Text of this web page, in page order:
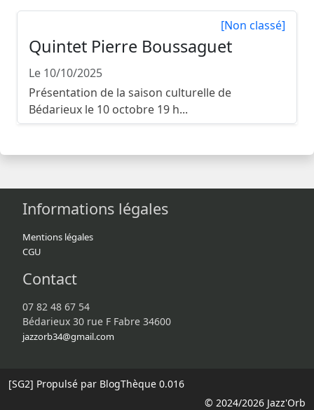
[Non classé]
Quintet Pierre Boussaguet
Le 10/10/2025
Présentation de la saison culturelle de
Bédarieux le 10 octobre 19 h...
Informations légales
Mentions légales
CGU
Contact
07 82 48 67 54
Bédarieux 30 rue F Fabre 34600
jazzorb34@gmail.com
[SG2] Propulsé par BlogThèque 0.016
© 2024/2026 Jazz'Orb